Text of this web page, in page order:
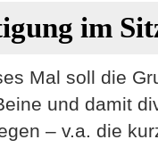
im
Mal soll die
und damit
– v.a. die